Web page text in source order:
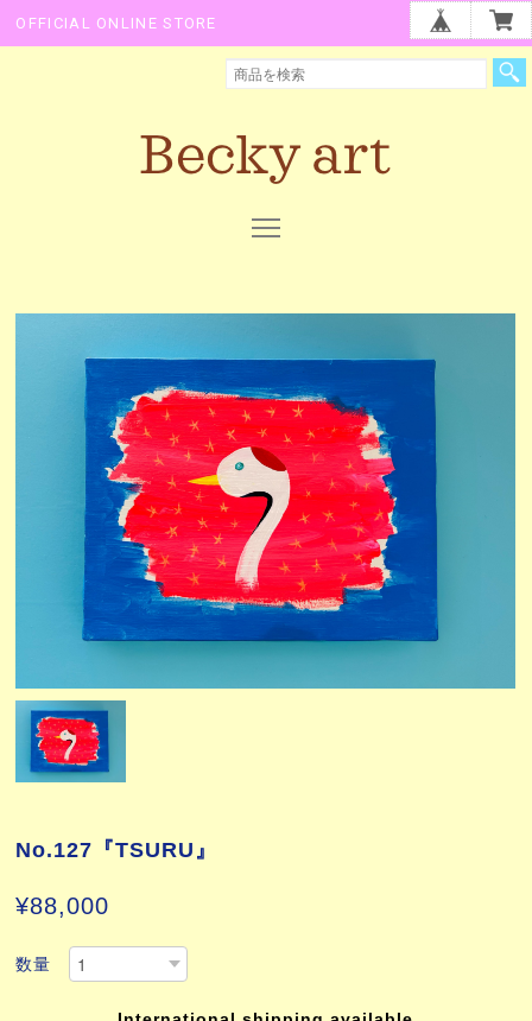
OFFICIAL ONLINE STORE
No.127『TSURU』
¥88,000
数量